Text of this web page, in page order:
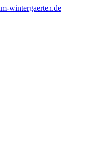
wintergaerten.de